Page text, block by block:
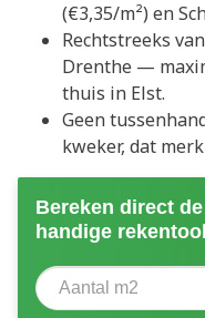
(€3,35/m²) en
Rechtstreeks
Drenthe —
thuis in Elst.
Geen
kweker, dat
Bereken direct
handige rekentool
Aantal vierkante